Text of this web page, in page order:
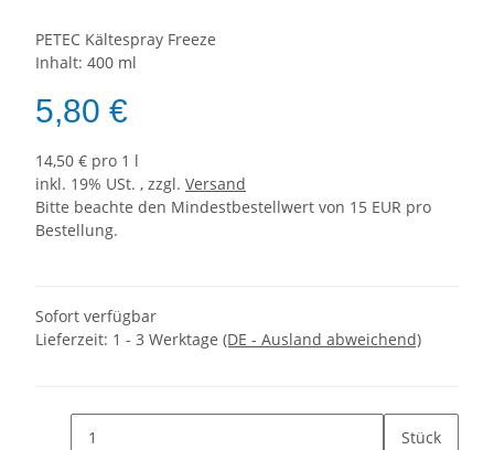
PETEC Kältespray Freeze
Inhalt: 400 ml
5,80 €
14,50 € pro 1 l
inkl. 19% USt. , zzgl. Versand
Bitte beachte den Mindestbestellwert von 15 EUR pro
Bestellung.
Sofort verfügbar
Lieferzeit: 1 - 3 Werktage (DE - Ausland abweichend)
Stück